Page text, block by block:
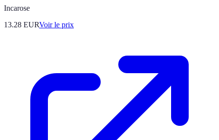
Incarose
13.28 EURVoir le prix